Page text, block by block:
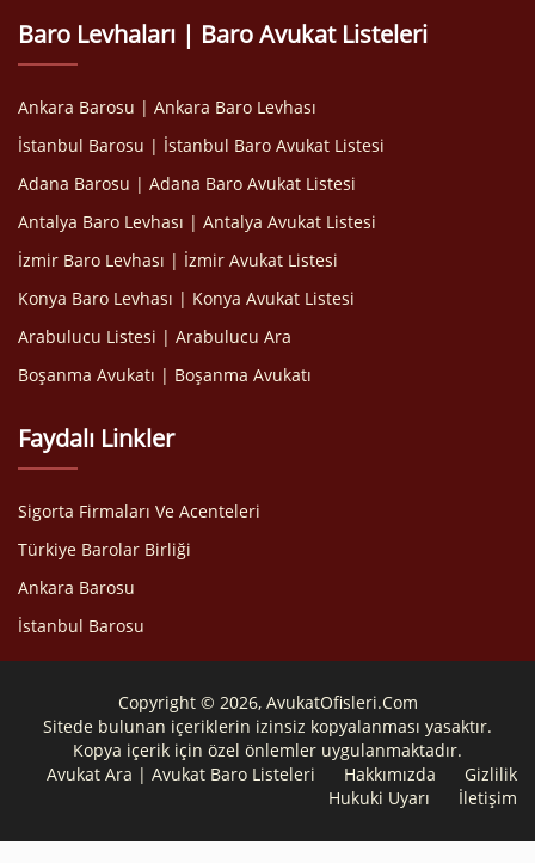
Baro Levhaları | Baro Avukat Listeleri
Ankara Barosu | Ankara Baro Levhası
İstanbul Barosu | İstanbul Baro Avukat Listesi
Adana Barosu | Adana Baro Avukat Listesi
Antalya Baro Levhası | Antalya Avukat Listesi
İzmir Baro Levhası | İzmir Avukat Listesi
Konya Baro Levhası | Konya Avukat Listesi
Arabulucu Listesi | Arabulucu Ara
Boşanma Avukatı | Boşanma Avukatı
Faydalı Linkler
Sigorta Firmaları Ve Acenteleri
Türkiye Barolar Birliği
Ankara Barosu
İstanbul Barosu
Copyright © 2026, AvukatOfisleri.Com
Sitede bulunan içeriklerin izinsiz kopyalanması yasaktır.
Kopya içerik için özel önlemler uygulanmaktadır.
Avukat Ara | Avukat Baro Listeleri
Hakkımızda
Gizlilik
Hukuki Uyarı
İletişim